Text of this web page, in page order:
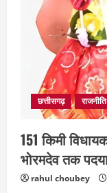
छत्तीसगढ़ राजनीति
151 किमी
भोरमदेव तक
rahul choubey